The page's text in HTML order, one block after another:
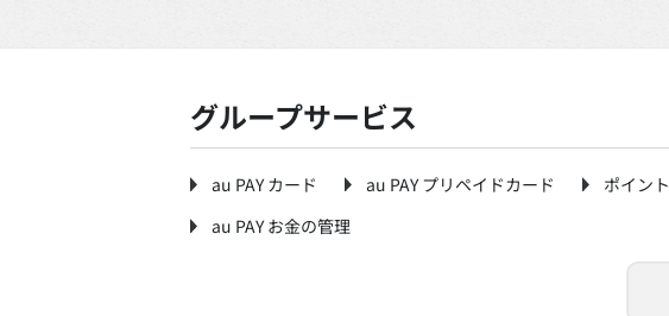
グループサービス
au PAY カード au PAY プリペイドカード ポイン
au PAY お金の管理